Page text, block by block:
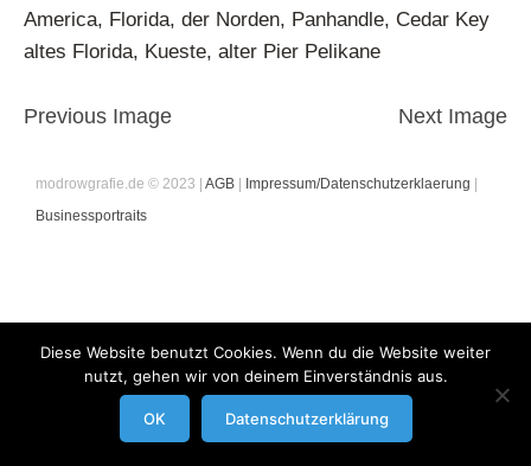
America, Florida, der Norden, Panhandle, Cedar Key
altes Florida, Kueste, alter Pier Pelikane
Previous Image Next Image
modrowgrafie.de © 2023 | AGB| Impressum/Datenschutzerklaerung
Businessportraits
Diese Website benutzt Cookies. Wenn du die Website weiter
nutzt, gehen wir von deinem Einverständnis aus.
OK Datenschutzerklärung